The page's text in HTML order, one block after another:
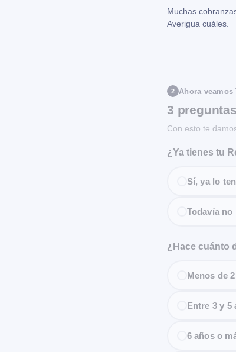
Muchas
Averigua cuáles.
2 Ahora veamos
3
Con esto te
¿Ya tienes tu
Sí, ya lo
Todavía no
¿Hace cuánto
Menos de
Entre 3 y 5
6 años o